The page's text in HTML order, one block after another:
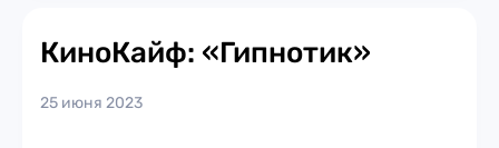
КиноКайф: «Гипнотик»
25 июня 2023